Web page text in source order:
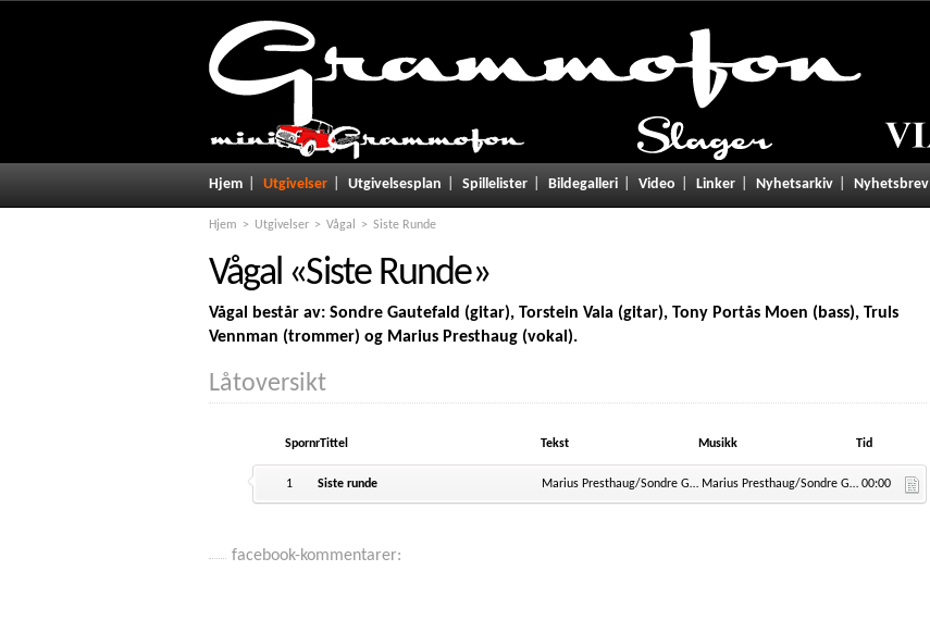
Hjem Utgivelser Utgivelsesplan Spillelister Bildegalleri Video Linker Nyhetsarkiv Nyhetsbrev
Hjem Utgivelser Vågal Siste Runde
Vågal «Siste Runde»
Vågal består av: Sondre Gautefald (gitar), Torstein Vala (gitar), Tony Portås Moen (bass), Truls
Vennman (trommer) og Marius Presthaug (vokal).
Låtoversikt
SpornrTittel Tekst Musikk Tid
1 Siste runde Marius Presthaug/Sondre Gautefald/Tony Portås Moen Marius Presthaug/Sondre Gautefald/Tony Portås Moen 00:00